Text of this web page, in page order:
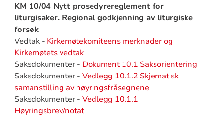
KM 10/04 Nytt prosedyrereglement for
liturgisaker. Regional godkjenning av liturgiske
forsøk
Vedtak - Kirkemøtekomiteens merknader og
Kirkemøtets vedtak
Saksdokumenter - Dokument 10.1 Saksorientering
Saksdokumenter - Vedlegg 10.1.2 Skjematisk
samanstilling av høyringsfråsegnene
Saksdokumenter - Vedlegg 10.1.1
Høyringsbrev/notat